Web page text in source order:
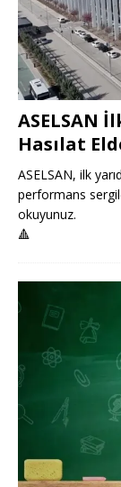
ASELSAN
Hasılat
ASELSAN, ilk
performans
okuyunuz.
🔺